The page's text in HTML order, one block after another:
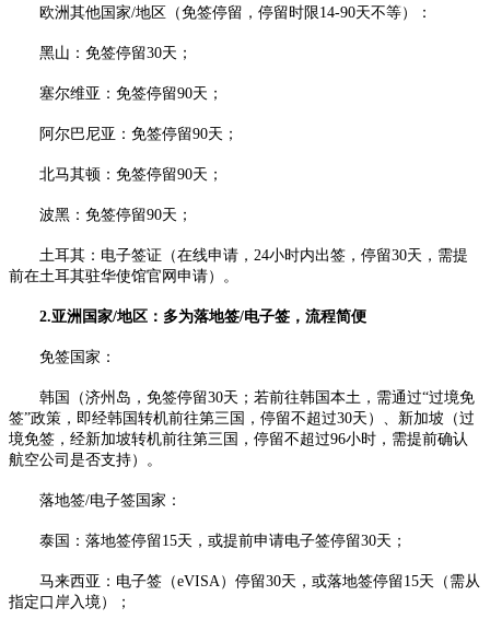
欧洲其他国家/地区（免签停留，停留时限14-90天不等）：​
黑山：免签停留30天；​
塞尔维亚：免签停留90天；​
阿尔巴尼亚：免签停留90天；​
北马其顿：免签停留90天；​
波黑：免签停留90天；​
土耳其：电子签证（在线申请，24小时内出签，停留30天，需提
前在土耳其驻华使馆官网申请）。​
2.亚洲国家/地区：多为落地签/电子签，流程简便​
免签国家：​
韩国（济州岛，免签停留30天；若前往韩国本土，需通过“过境免
签”政策，即经韩国转机前往第三国，停留不超过30天）、新加坡（过
境免签，经新加坡转机前往第三国，停留不超过96小时，需提前确认
航空公司是否支持）。​
落地签/电子签国家：​
泰国：落地签停留15天，或提前申请电子签停留30天；​
马来西亚：电子签（eVISA）停留30天，或落地签停留15天（需从
指定口岸入境）；​